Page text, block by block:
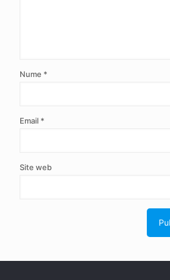
Nume *
Email *
Site web